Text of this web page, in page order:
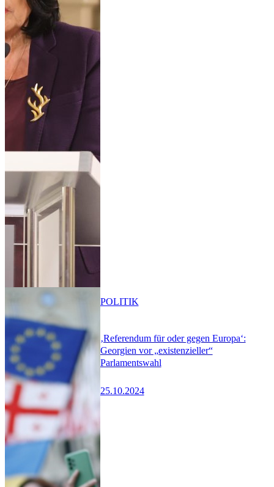
‚Referendum für oder gegen Europa‘:
Georgien vor „existenzieller“
Parlamentswahl
25.10.2024
POLITIK